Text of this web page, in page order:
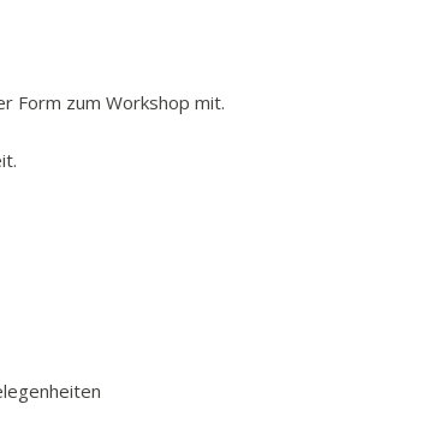
Form zum Workshop mit.